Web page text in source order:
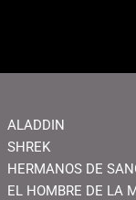
ALADDIN
SHREK
HERMANOS DE
EL HOMBRE DE LA